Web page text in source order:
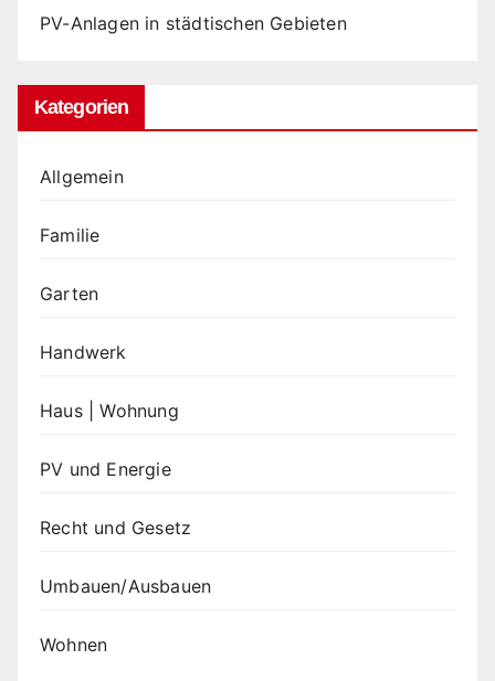
PV-Anlagen in städtischen Gebieten
Kategorien
Allgemein
Familie
Garten
Handwerk
Haus | Wohnung
PV und Energie
Recht und Gesetz
Umbauen/Ausbauen
Wohnen